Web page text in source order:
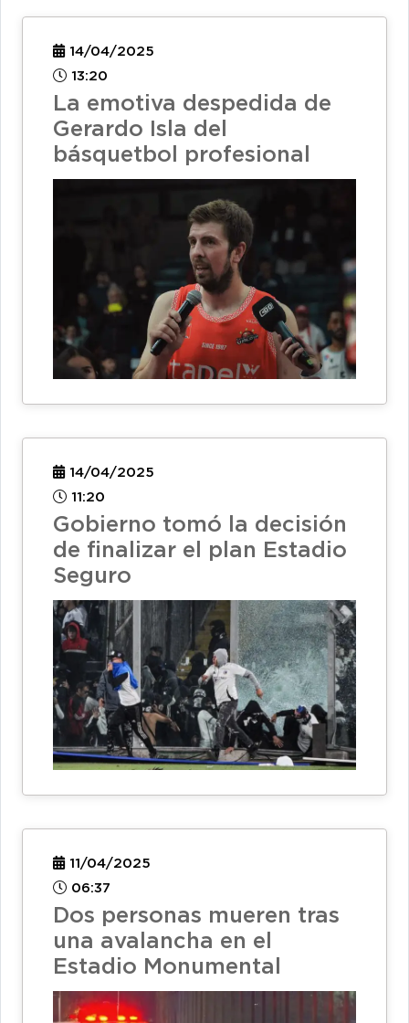
14/04/2025
13:20
La emotiva despedida de
Gerardo Isla del
básquetbol profesional
14/04/2025
11:20
Gobierno tomó la decisión
de finalizar el plan Estadio
Seguro
11/04/2025
06:37
Dos personas mueren tras
una avalancha en el
Estadio Monumental